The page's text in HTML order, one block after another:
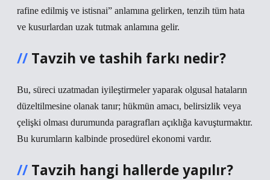
rafine edilmiş ve istisnai” anlamına gelirken, tenzih tüm hata
ve kusurlardan uzak tutmak anlamına gelir.
Tavzih ve tashih farkı nedir?
Bu, süreci uzatmadan iyileştirmeler yaparak olgusal hataların
düzeltilmesine olanak tanır; hükmün amacı, belirsizlik veya
çelişki olması durumunda paragrafları açıklığa kavuşturmaktır.
Bu kurumların kalbinde prosedürel ekonomi vardır.
Tavzih hangi hallerde yapılır?